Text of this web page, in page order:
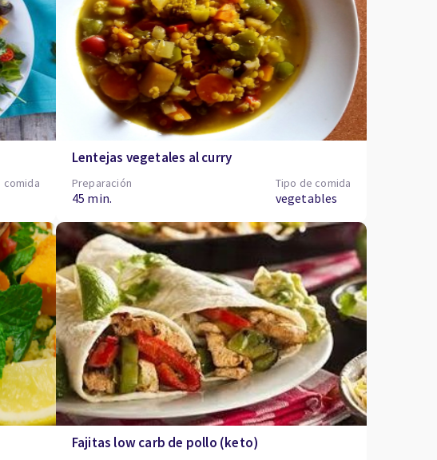
comida
Lentejas vegetales al curry
Preparación
45 min.
Tipo de comida
vegetables
Fajitas low carb de pollo (keto)